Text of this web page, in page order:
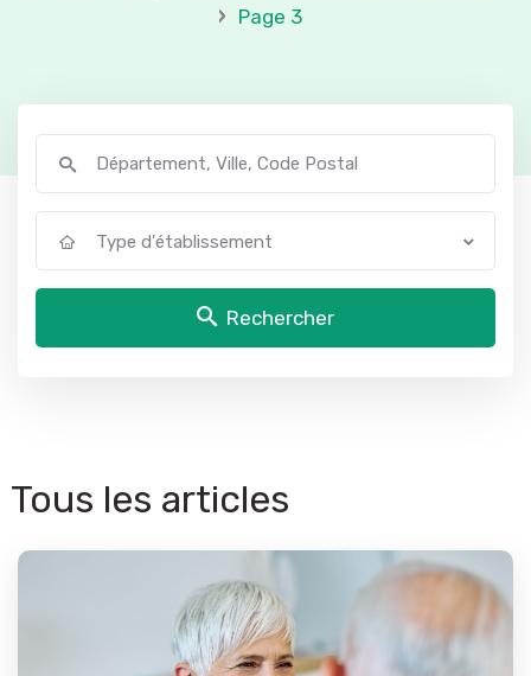
› Page 3
Type d'établissement
Rechercher
Tous les articles